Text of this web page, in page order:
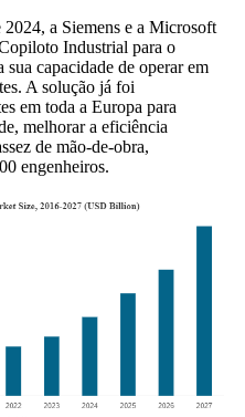
a Siemens e a Microsoft
Industrial para o
capacidade de operar em
A solução já foi
em toda a Europa para
melhorar a eficiência
de mão-de-obra,
engenheiros.